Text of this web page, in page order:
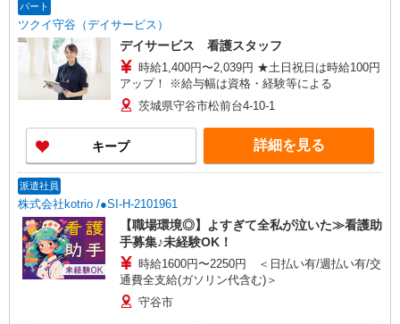
パート
ツクイ守谷（デイサービス）
デイサービス 看護スタッフ
時給1,400円〜2,039円 ★土日祝日は時給100円
アップ！ ※給与幅は資格・経験等による
茨城県守谷市松前台4-10-1
キープ 詳細を見る
派遣社員
株式会社kotrio /●SI-H-2101961
【職場環境◎】よすぎて全私が泣いた≫看護助
手募集♪未経験OK！
時給1600円〜2250円 ＜日払い有/週払い有/交
通費全支給(ガソリン代含む)＞
守谷市